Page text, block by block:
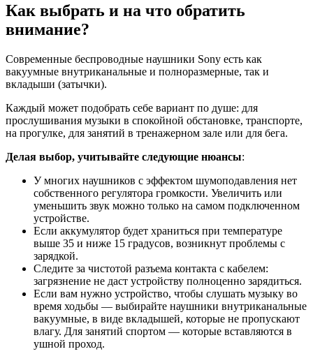
Как выбрать и на что обратить
внимание?
Современные беспроводные наушники Sony есть как
вакуумные внутриканальные и полноразмерные, так и
вкладыши (затычки).
Каждый может подобрать себе вариант по душе: для
прослушивания музыки в спокойной обстановке, транспорте,
на прогулке, для занятий в тренажерном зале или для бега.
Делая выбор, учитывайте следующие нюансы:
У многих наушников с эффектом шумоподавления нет
собственного регулятора громкости. Увеличить или
уменьшить звук можно только на самом подключенном
устройстве.
Если аккумулятор будет храниться при температуре
выше 35 и ниже 15 градусов, возникнут проблемы с
зарядкой.
Следите за чистотой разъема контакта с кабелем:
загрязнение не даст устройству полноценно зарядиться.
Если вам нужно устройство, чтобы слушать музыку во
время ходьбы — выбирайте наушники внутриканальные
вакуумные, в виде вкладышей, которые не пропускают
влагу. Для занятий спортом — которые вставляются в
ушной проход.